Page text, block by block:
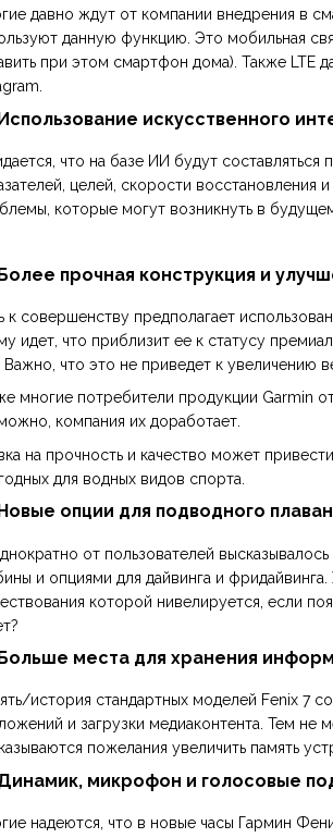
давно ждут от компании внедрения в
данную функцию. Это мобильная
при этом смартфон дома). Также LTE
искусственного
что на базе ИИ будут составляться
целей, скорости восстановления
которые могут возникнуть в
прочная конструкция и
к совершенству предполагает
идет, что приблизит ее к статусу
Важно, что это не приведет к увеличению
многие потребители продукции Garmin
компания их доработает.
на прочность и качество может
для водных видов спорта.
Новые опции для подводного
от пользователей
и опциями для дайвинга и
которой нивелируется, если
места для хранения
история стандартных моделей Fenix 7
и загрузки медиаконтента. Тем не
пожелания увеличить память
микрофон и голосовые
надеются, что в новые часы Гармин